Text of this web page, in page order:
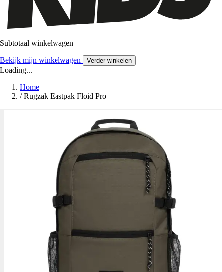
Subtotaal winkelwagen
Bekijk mijn winkelwagen Verder winkelen
Loading...
Home
/ Rugzak Eastpak Floid Pro